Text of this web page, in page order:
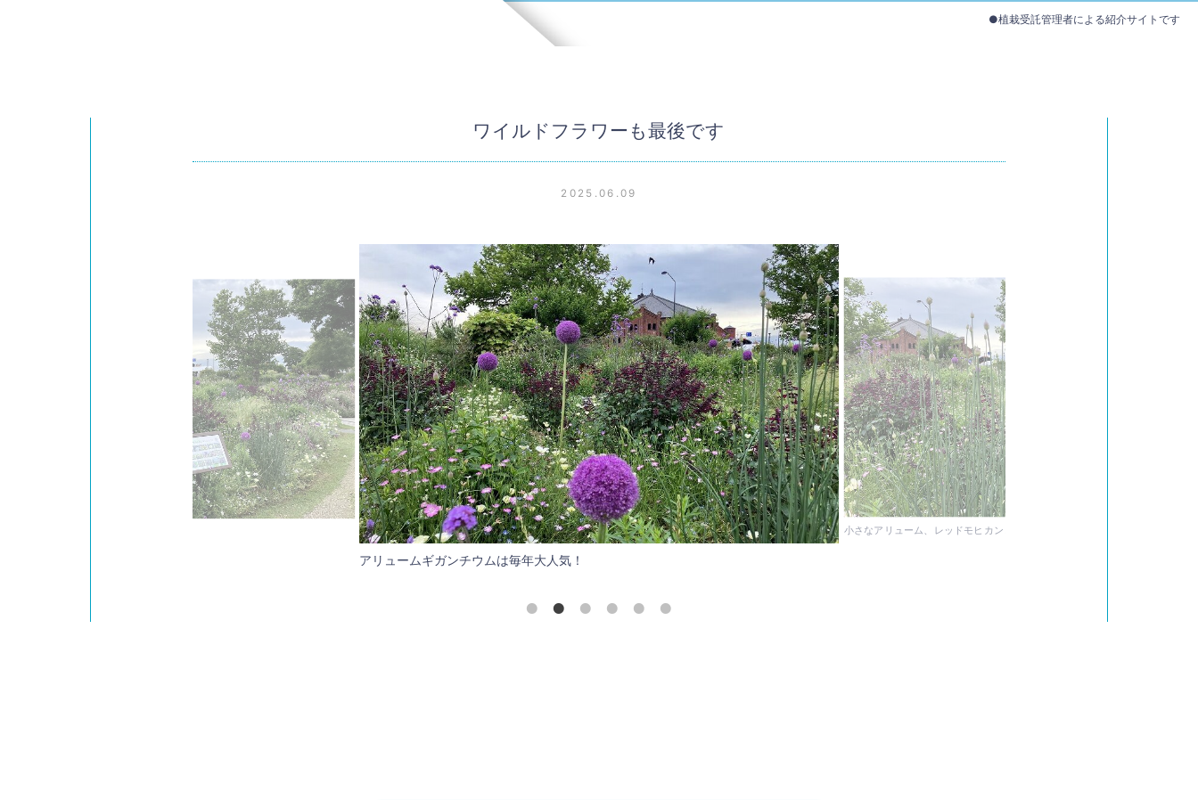
●植栽受託管理者による紹介サイトです
ワイルドフラワーも最後です
2025.06.09
アリュームギガンチウムは毎年大人気！
小さなアリューム、レッドモヒカンと丹頂はこれから咲いてきます。